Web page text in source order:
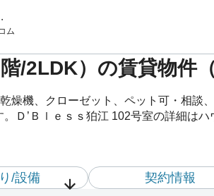
ム
/2LDK）の賃貸物件
燥機、クローゼット、ペット可・相談
Ｄ’Ｂｌｅｓｓ狛江 102号室の詳細は
/設備 契約情報